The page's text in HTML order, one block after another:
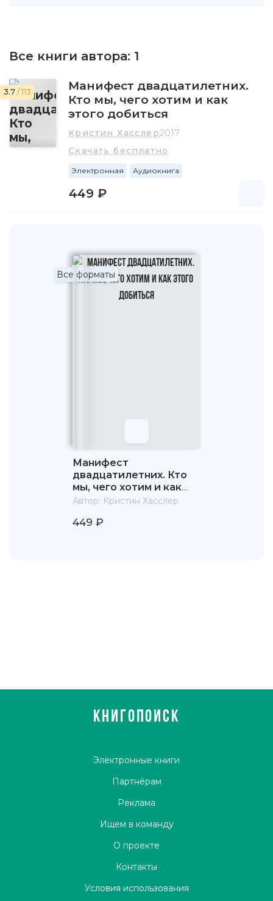
Техас, живет в Лос-Анджелесе со своим мужем Крисом.
Все книги автора: 1
3.7 / 113
Манифест двадцатилетних.
Кто мы, чего хотим и как
этого добиться
Кристин Хасслер2017
Скачать бесплатно
Электронная Аудиокнига
449 ₽
Все форматы
Манифест
двадцатилетних. Кто
мы, чего хотим и как
этого добиться
Автор: Кристин Хасслер
449 ₽
КНИГОПОИСК
Электронные книги
Партнёрам
Реклама
Ищем в команду
О проекте
Контакты
Условия использования